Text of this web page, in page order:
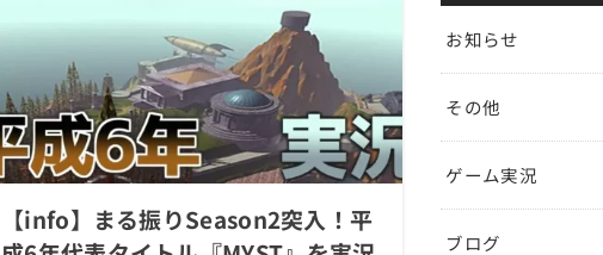
【info】まる振りSeason2突入！平
お知らせ
その他
ゲーム実況
ブログ